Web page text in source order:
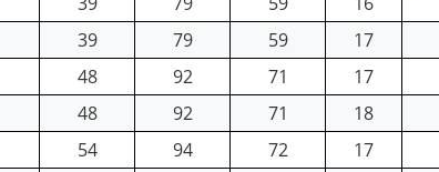
39 79 59 17
48 92 71 17
48 92 71 18
54 94 72 17